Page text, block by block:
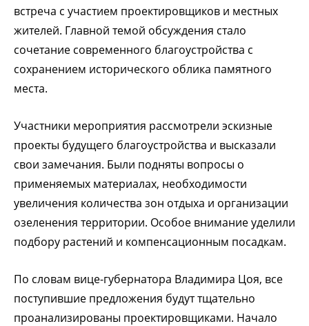
встреча с участием проектировщиков и местных
жителей. Главной темой обсуждения стало
сочетание современного благоустройства с
сохранением исторического облика памятного
места.
Участники мероприятия рассмотрели эскизные
проекты будущего благоустройства и высказали
свои замечания. Были подняты вопросы о
применяемых материалах, необходимости
увеличения количества зон отдыха и организации
озеленения территории. Особое внимание уделили
подбору растений и компенсационным посадкам.
По словам вице-губернатора Владимира Цоя, все
поступившие предложения будут тщательно
проанализированы проектировщиками. Начало